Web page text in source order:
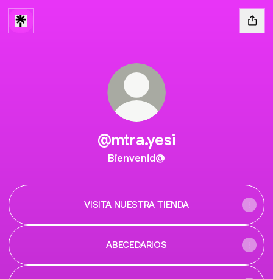
@mtra.yesi
Bienvenid@
VISITA NUESTRA TIENDA
ABECEDARIOS